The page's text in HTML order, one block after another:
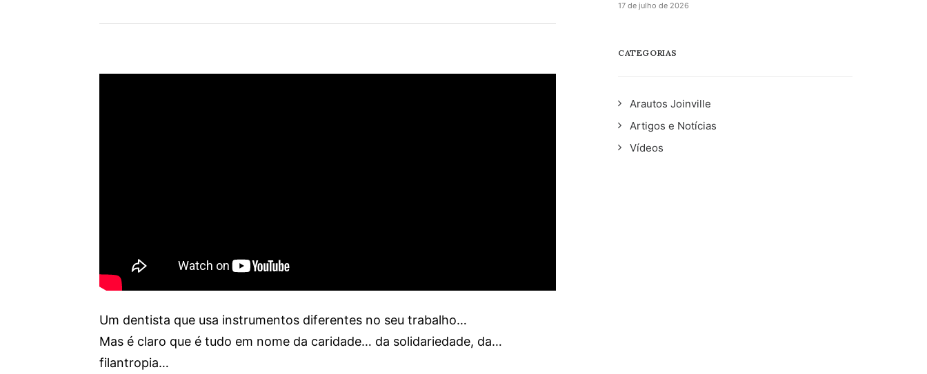
Um dentista que usa instrumentos diferentes no seu trabalho…
Mas é claro que é tudo em nome da caridade… da solidariedade, da…
filantropia…
17 de julho de 2026
CATEGORIAS
Arautos Joinville
Artigos e Notícias
Vídeos